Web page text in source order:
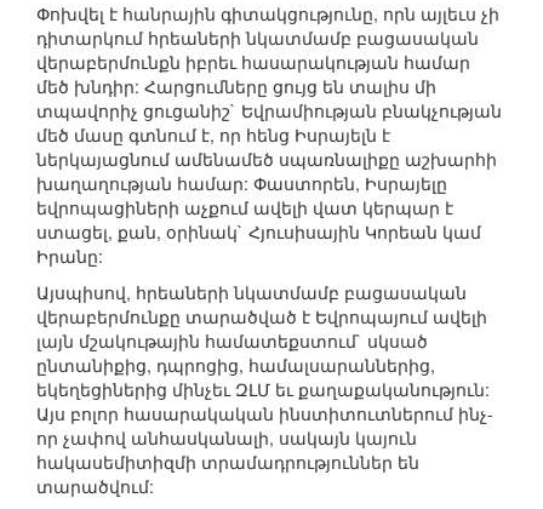
Փոխվել է հանրային գիտակցությունը, որն այլեւս չի
դիտարկում հրեաների նկատմամբ բացասական
վերաբերմունքն իբրեւ հասարակության համար
մեծ խնդիր: Հարցումները ցույց են տալիս մի
տպավորիչ ցուցանիշ` Եվրամիության բնակչության
մեծ մասը գտնում է, որ հենց Իսրայելն է
ներկայացնում ամենամեծ սպառնալիքը աշխարհի
խաղաղության համար: Փաստորեն, Իսրայելը
եվրոպացիների աչքում ավելի վատ կերպար է
ստացել, քան, օրինակ` Հյուսիսային Կորեան կամ
Իրանը:
Այսպիսով, հրեաների նկատմամբ բացասական
վերաբերմունքը տարածված է Եվրոպայում ավելի
լայն մշակութային համատեքստում` սկսած
ընտանիքից, դպրոցից, համալսարաններից,
եկեղեցիներից մինչեւ ԶԼՄ եւ քաղաքականություն:
Այս բոլոր հասարակական ինստիտուտներում ինչ-
որ չափով անհասկանալի, սակայն կայուն
հակասեմիտիզմի տրամադրություններ են
տարածվում: